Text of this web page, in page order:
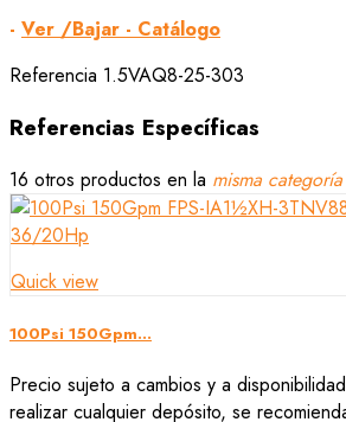
- Ver /Bajar - Catálogo
Referencia 1.5VAQ8-25-303
Referencias Específicas
16 otros productos en la misma categoría
Quick view
100Psi 150Gpm...
Precio sujeto a cambios y a
realizar cualquier depósito, se